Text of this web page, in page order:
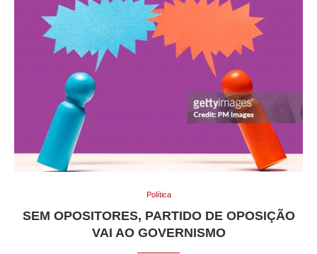
Política
SEM OPOSITORES, PARTIDO DE OPOSIÇÃO
VAI AO GOVERNISMO